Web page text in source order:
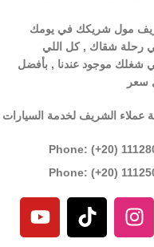
مول شريكك في يومك
رحلة شقاك , كل اللي
شغلك موجود عندنا , بأفضل
سعر
عملاء الشريف لخدمة السيارات
Phone: (+20)
Phone: (+20)